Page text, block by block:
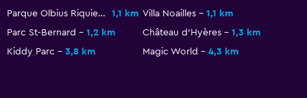
Parque Olbius Riquier
1,1 km Villa Noailles
1,1 km
Parc St-Bernard
1,2 km Château d'Hyères
1,3 km
Kiddy Parc
3,8 km Magic World 4,3 km